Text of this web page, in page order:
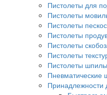
Пистолеты для
Пистолеты
Пистолеты
Пистолеты
Пистолеты
Пистолеты
Пистолеты
Принадлежности